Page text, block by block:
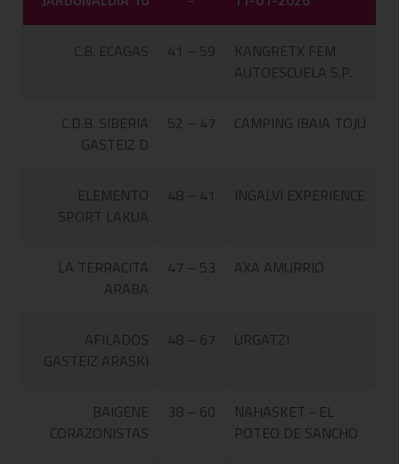
C.B. ECAGAS 41 – 59
KANGRETX FEM
AUTOESCUELA S.P.
C.D.B. SIBERIA
GASTEIZ D
52 – 47 CAMPING IBAIA TOJU
ELEMENTO
SPORT LAKUA
48 – 41 INGALVI EXPERIENCE
LA TERRACITA
ARABA
47 – 53 AXA AMURRIO
AFILADOS
GASTEIZ ARASKI
48 – 67 URGATZI
BAIGENE
CORAZONISTAS
38 – 60
NAHASKET - EL
POTEO DE SANCHO